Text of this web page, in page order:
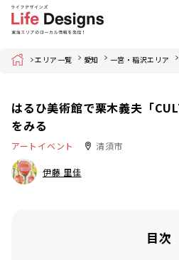
Home エリア一覧 愛知 一宮・稲沢エリア
はるひ美術館で栗木義夫「
をみる
アートイベント 清須市
伊藤 里佳
目次